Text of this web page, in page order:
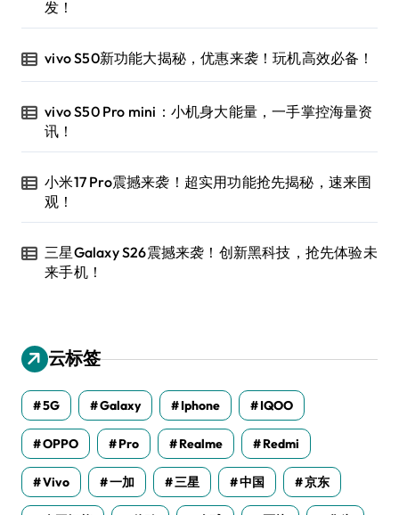
发！
vivo S50新功能大揭秘，优惠来袭！玩机高效必备！
vivo S50 Pro mini：小机身大能量，一手掌控海量资
讯！
小米17 Pro震撼来袭！超实用功能抢先揭秘，速来围
观！
三星Galaxy S26震撼来袭！创新黑科技，抢先体验未
来手机！
云标签
5G Galaxy Iphone IQOO
OPPO Pro Realme Redmi
Vivo 一加 三星 中国 京东